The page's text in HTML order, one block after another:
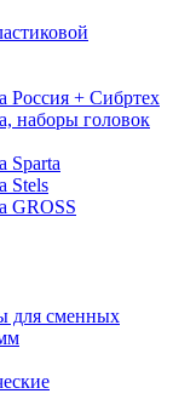
Россия + Сибртех
наборы головок
Sparta
Stels
GROSS
для сменных